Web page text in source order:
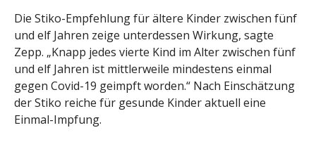
Die Stiko-Empfehlung für ältere Kinder zwischen fünf
und elf Jahren zeige unterdessen Wirkung, sagte
Zepp. „Knapp jedes vierte Kind im Alter zwischen fünf
und elf Jahren ist mittlerweile mindestens einmal
gegen Covid-19 geimpft worden.“ Nach Einschätzung
der Stiko reiche für gesunde Kinder aktuell eine
Einmal-Impfung.